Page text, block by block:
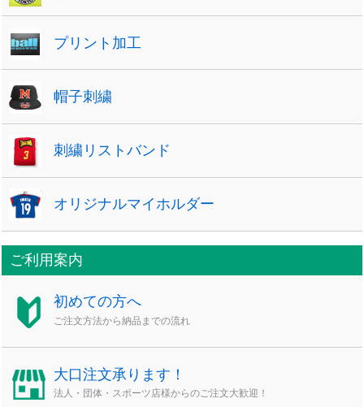
プリント加工
帽子刺繍
刺繍リストバンド
オリジナルマイホルダー
ご利用案内
初めての方へ
ご注文方法から納品までの流れ
大口注文承ります！
法人・団体・スポーツ店様からのご注文大歓迎！